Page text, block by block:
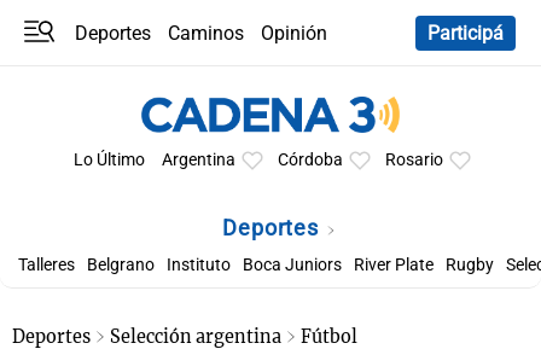
Deportes Caminos
Opinión
Participá
Lo Último Argentina Córdoba Rosario
Deportes
Talleres Belgrano Instituto Boca Juniors River Plate Rugby
Deportes Selección argentina Fútbol